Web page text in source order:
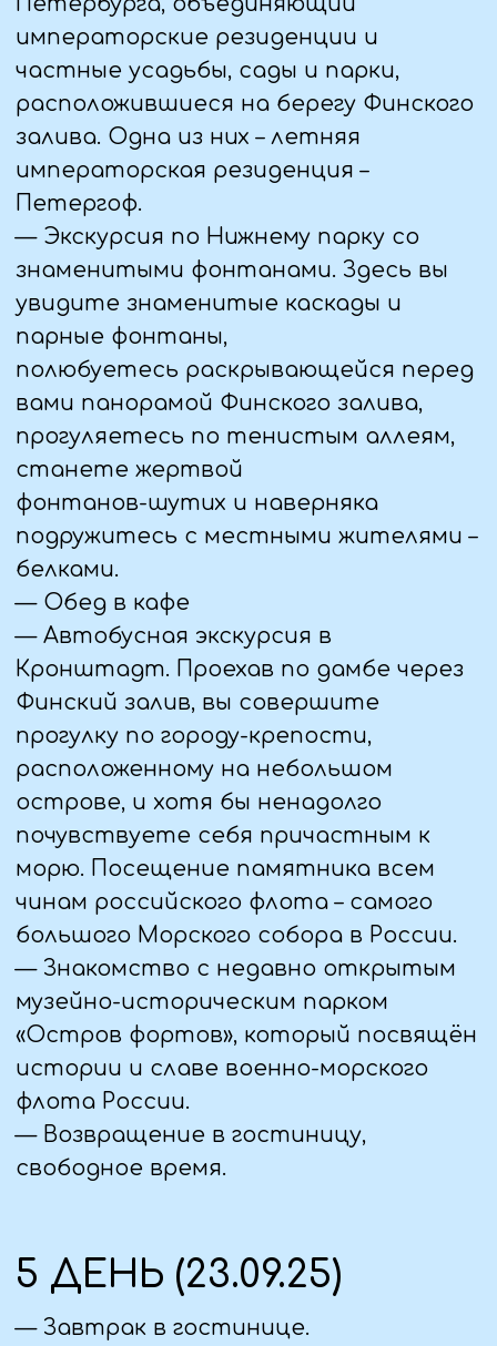
— Завтрак гостинице. Освобождение
номеров
— Обзорная авто-экскурсия по
осмотр церквей и построек.
Посещение территории Ярославова
Дворища и Торга - политического и
экономического центра Великого
Новгорода в XI - XV веках. Внешний
осмотр. Ганзейский фонтан. Фото с
«Новгородочкой».
— Переход через пешеходный мост.
Панорама Новгородского Кремля.
Экскурсионная пешеходная
программа, Знакомство со старым
городом. Детинец Новгородский.
Кремль, Софийский собор (без захода),
Софийская звонница, памятник 1000 -
летия России -1862 г. (по желанию
замена на театрализованную
экскурсию по
Кремлю со Сбыславом /Ефимией/
Феофанией — доп. плата 200 руб. на
человека).
— ГРАНОВИТАЯ (ВЛАДЫЧНАЯ) ПАЛАТА
Экскурсия по экспозициям «Палата
архиепископа Евфимия II на Владычном
дворе
Новгородского Кремля» «Ювелирное и
декоративно-прикладное искусство
V-XVII веков».
обратно.
— Переезд в Псков
время.
6 ДЕНЬ (24.09.25)
«Новгород ремесленный».
Знакомство с народными промыслами
Новгорода: Мастерская плетения из
бересты. Рассказ мастера о древнем,
самобытном русском мужском
ремесле. Мастерская женских
ремесел и народного костюма. На
мастер-классах в ремесленных
мастерских можно получить первые
навыки по работе с берестой,
тканью и разноцветными нитями,
изготовив для себя сувенир на
память.
— Заселение в гостиницу, свободное
время.